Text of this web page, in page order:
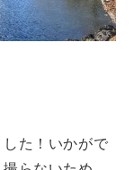
た！いかがで